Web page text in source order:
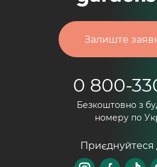
Залиште
0 800-
Безкоштовно з
номеру по
Приєднуйтеся